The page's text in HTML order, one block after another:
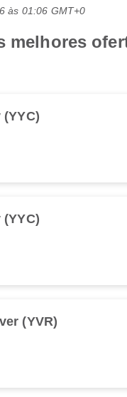
às 01:06 GMT+0
melhores
(YVR)